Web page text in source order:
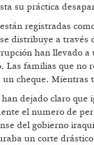
su práctica
registradas
distribuye a
han llevado
Las familias que no
un cheque.
dejado claro que
el numero de
del gobierno
un corte